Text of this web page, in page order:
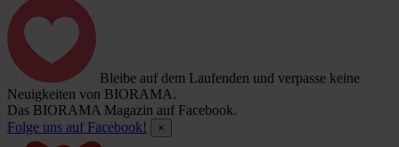
Bleibe auf dem Laufenden und verpasse keine
Neuigkeiten von BIORAMA.
Das BIORAMA Magazin auf Facebook.
Folge uns auf Facebook!
×